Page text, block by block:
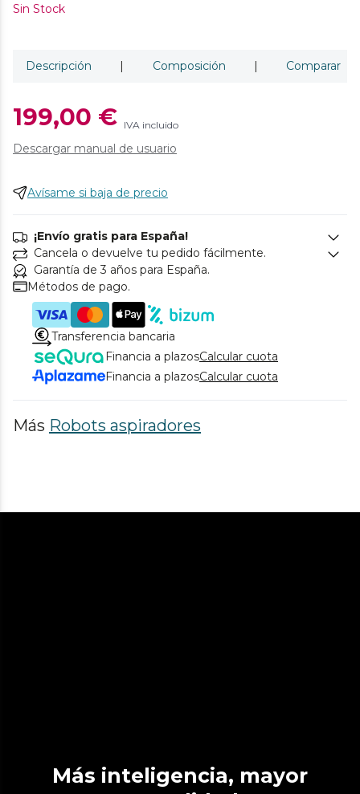
Sin Stock
Descripción | Composición | Comparar
199,00 € IVA incluido
Descargar manual de usuario
Avísame si baja de precio
¡Envío gratis para España!
Cancela o devuelve tu pedido fácilmente.
Garantía de 3 años para España.
Métodos de pago.
Transferencia bancaria
Financia a plazosCalcular cuota
Financia a plazosCalcular cuota
Más Robots aspiradores
Más inteligencia, mayor